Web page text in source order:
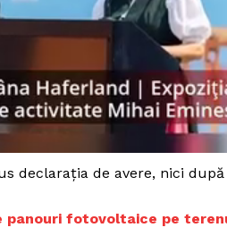
declarația de avere, nici după
fotovoltaice pe